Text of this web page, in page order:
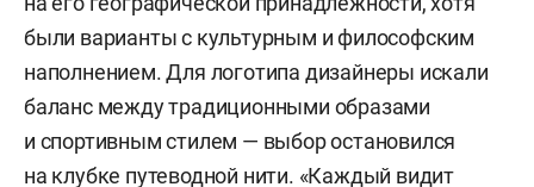
были варианты с культурным и философским
наполнением. Для логотипа дизайнеры искали
баланс между традиционными образами
и спортивным стилем — выбор остановился
на клубке путеводной нити. «Каждый видит